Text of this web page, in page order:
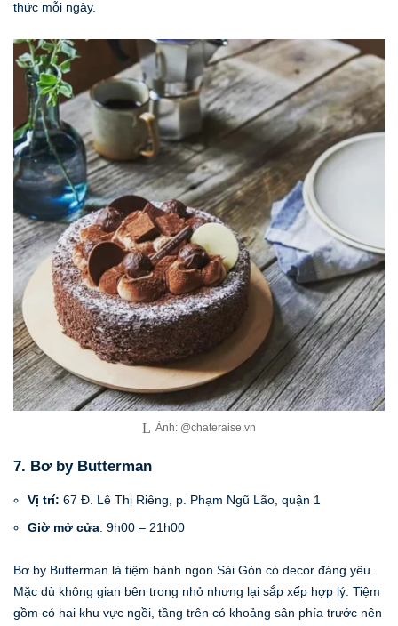
thức mỗi ngày.
Ảnh: @chateraise.vn
7. Bơ by Butterman
Vị trí: 67 Đ. Lê Thị Riêng, p. Phạm Ngũ Lão, quận 1
Giờ mở cửa: 9h00 – 21h00
Bơ by Butterman là tiệm bánh ngon Sài Gòn có decor đáng yêu.
Mặc dù không gian bên trong nhỏ nhưng lại sắp xếp hợp lý. Tiệm
gồm có hai khu vực ngồi, tầng trên có khoảng sân phía trước nên